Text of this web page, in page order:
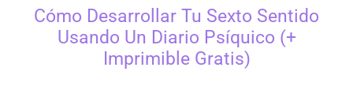
Cómo Desarrollar Tu Sexto Sentido
Usando Un Diario Psíquico (+
Imprimible Gratis)